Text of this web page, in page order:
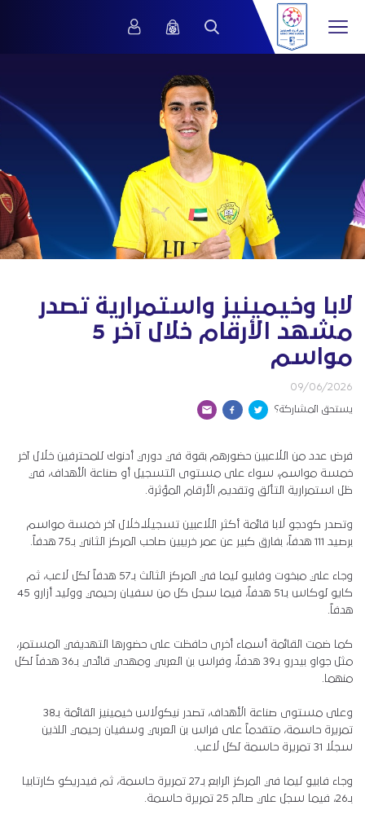
لابا وخيمينيز واستمرارية تصدر
مشهد الأرقام خلال آخر 5
مواسم
09/06/2026
يستحق المشاركة؟
فرض عدد من اللاعبين حضورهم بقوة في دوري أدنوك للمحترفين خلال آخر
خمسة مواسم، سواء على مستوى التسجيل أو صناعة الأهداف، في
ظل استمرارية التألق وتقديم الأرقام المؤثرة.
وتصدر كودجو لابا قائمة أكثر اللاعبين تسجيلاً خلال آخر خمسة مواسم
برصيد 111 هدفاً، بفارق كبير عن عمر خريبين صاحب المركز الثاني بـ75 هدفاً.
وجاء علي مبخوت وفابيو ليما في المركز الثالث بـ57 هدفاً لكل لاعب، ثم
كايو لوكاس بـ51 هدفاً، فيما سجل كل من سفيان رحيمي ووليد أزارو 45
هدفاً.
كما ضمت القائمة أسماء أخرى حافظت على حضورها التهديفي المستمر،
مثل جواو بيدرو بـ39 هدفاً، وفراس بن العربي ومهدي قائدي بـ36 هدفاً لكل
منهما.
وعلى مستوى صناعة الأهداف، تصدر نيكولاس خيمينيز القائمة بـ38
تمريرة حاسمة، متقدماً على فراس بن العربي وسفيان رحيمي اللذين
سجلا 31 تمريرة حاسمة لكل لاعب.
وجاء فابيو ليما في المركز الرابع بـ27 تمريرة حاسمة، ثم فيدريكو كارتابيا
بـ26، فيما سجل علي صالح 25 تمريرة حاسمة.